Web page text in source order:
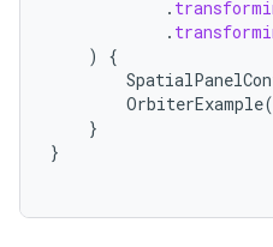
.
.
)
{
OrbiterExample
}
}